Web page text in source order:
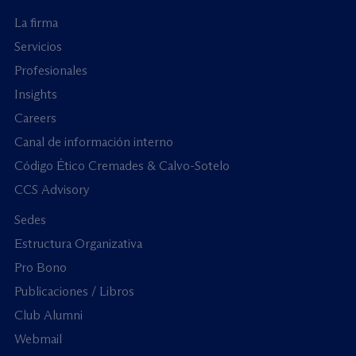
La firma
Servicios
Profesionales
Insights
Careers
Canal de información interno
Código Ético Cremades & Calvo-Sotelo
CCS Advisory
Sedes
Estructura Organizativa
Pro Bono
Publicaciones / Libros
Club Alumni
Webmail